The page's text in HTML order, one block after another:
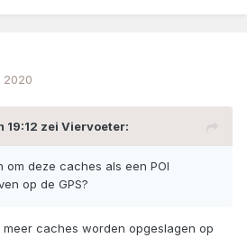
2020
19:12 zei Viervoeter:
om deze caches als een POI
op de GPS?
caches worden opgeslagen op